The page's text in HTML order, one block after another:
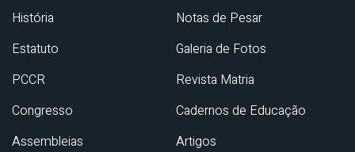
História
Estatuto
PCCR
Congresso
Assembleias
Notas de Pesar
Galeria de Fotos
Revista Matria
Cadernos de Educação
Artigos